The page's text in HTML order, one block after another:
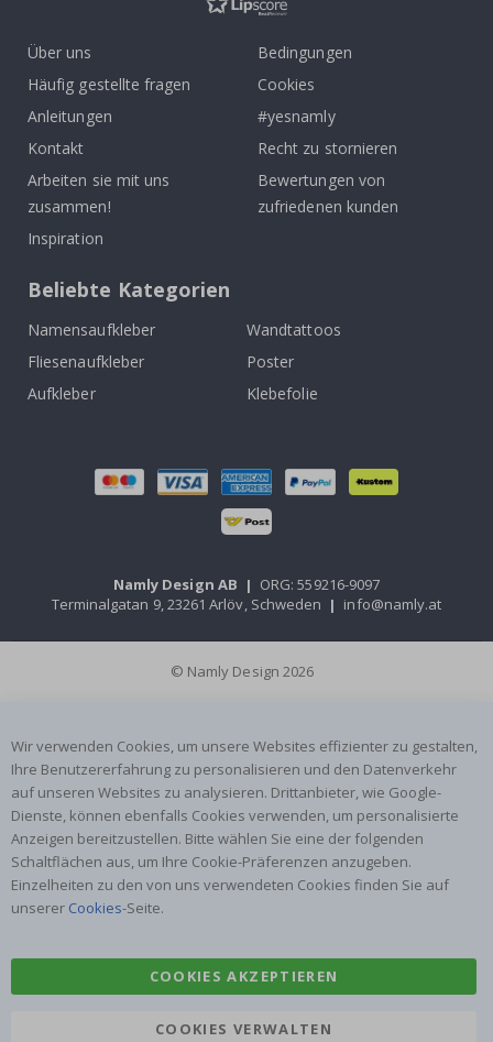
Über uns
Häufig gestellte fragen
Anleitungen
Kontakt
Arbeiten sie mit uns
zusammen!
Inspiration
Bedingungen
Cookies
#yesnamly
Recht zu stornieren
Bewertungen von
zufriedenen kunden
Beliebte Kategorien
Namensaufkleber
Wandtattoos
Fliesenaufkleber
Poster
Aufkleber
Klebefolie
Namly Design AB | ORG: 559216-9097
Terminalgatan 9, 23261 Arlöv, Schweden | info@namly.at
© Namly Design 2026
Wir verwenden Cookies, um unsere Websites effizienter zu gestalten,
Ihre Benutzererfahrung zu personalisieren und den Datenverkehr
auf unseren Websites zu analysieren. Drittanbieter, wie Google-
Dienste, können ebenfalls Cookies verwenden, um personalisierte
Anzeigen bereitzustellen. Bitte wählen Sie eine der folgenden
Schaltflächen aus, um Ihre Cookie-Präferenzen anzugeben.
Einzelheiten zu den von uns verwendeten Cookies finden Sie auf
unserer Cookies-Seite.
COOKIES AKZEPTIEREN
COOKIES VERWALTEN